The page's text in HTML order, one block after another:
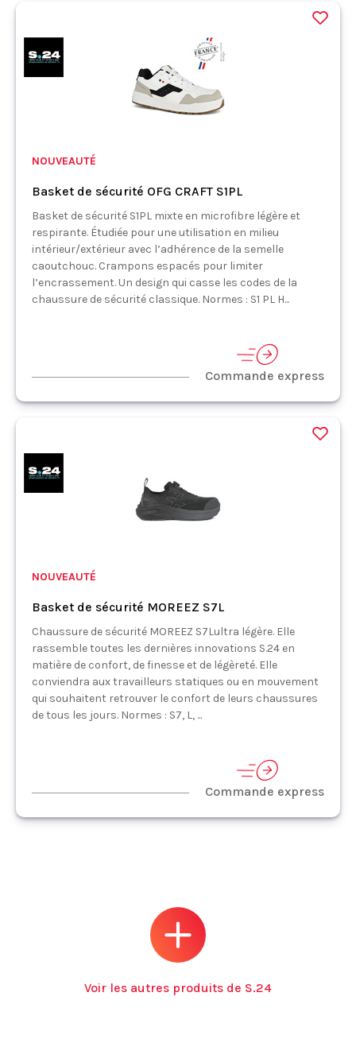
NOUVEAUTÉ
Basket de sécurité OFG CRAFT S1PL
Basket de sécurité S1PL mixte en microfibre légère et
respirante. Étudiée pour une utilisation en milieu
intérieur/extérieur avec l’adhérence de la semelle
caoutchouc. Crampons espacés pour limiter
l’encrassement. Un design qui casse les codes de la
chaussure de sécurité classique. Normes : S1 PL H...
Commande express
NOUVEAUTÉ
Basket de sécurité MOREEZ S7L
Chaussure de sécurité MOREEZ S7Lultra légère. Elle
rassemble toutes les dernières innovations S.24 en
matière de confort, de finesse et de légèreté. Elle
conviendra aux travailleurs statiques ou en mouvement
qui souhaitent retrouver le confort de leurs chaussures
de tous les jours. Normes : S7, L, ...
Commande express
Voir les autres produits de S.24